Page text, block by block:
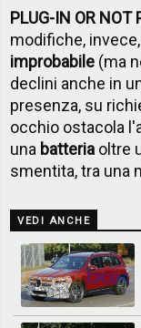
PLUG-IN OR NOT
modifiche,
improbabile (ma
declini anche in
presenza, su
occhio ostacola
una batteria oltre
smentita, tra una
VEDI ANCHE